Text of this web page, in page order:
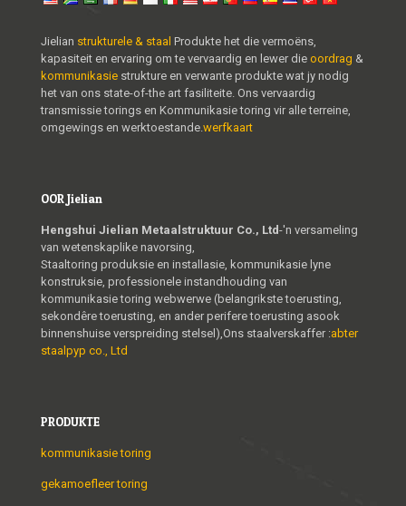
Jielian strukturele & staal Produkte het die vermoëns,
kapasiteit en ervaring om te vervaardig en lewer die oordrag &
kommunikasie strukture en verwante produkte wat jy nodig
het van ons state-of-the art fasiliteite. Ons vervaardig
transmissie torings en Kommunikasie toring vir alle terreine,
omgewings en werktoestande. werfkaart
OOR Jielian
Hengshui Jielian Metaalstruktuur Co., Ltd-'n versameling
van wetenskaplike navorsing,
Staaltoring produksie en installasie, kommunikasie lyne
konstruksie, professionele instandhouding van
kommunikasie toring webwerwe (belangrikste toerusting,
sekondêre toerusting, en ander perifere toerusting asook
binnenshuise verspreiding stelsel),Ons staalverskaffer :abter
staalpyp co., Ltd
PRODUKTE
kommunikasie toring
gekamoefleer toring